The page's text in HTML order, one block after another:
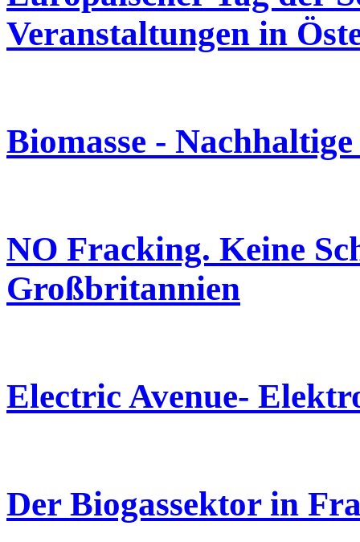
Veranstaltungen in
Biomasse -
NO Fracking. Keine
Großbritannien
Electric Avenue-
Der Biogassektor in